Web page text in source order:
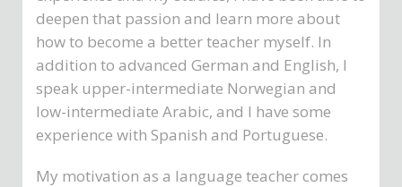
deepen that passion and learn more about
how to become a better teacher myself. In
addition to advanced German and English, I
speak upper-intermediate Norwegian and
low-intermediate Arabic, and I have some
experience with Spanish and Portuguese.
My motivation as a language teacher comes